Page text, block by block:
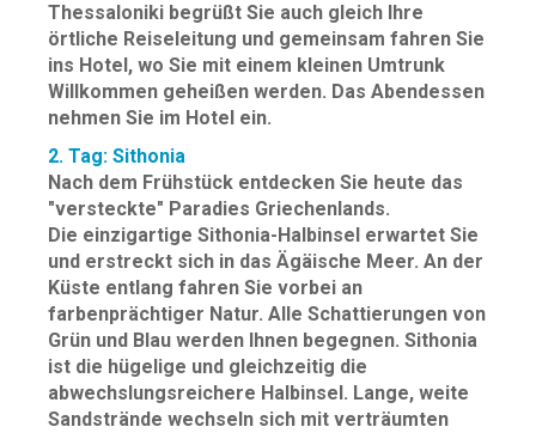
Thessaloniki begrüßt Sie auch gleich Ihre
örtliche Reiseleitung und gemeinsam fahren Sie
ins Hotel, wo Sie mit einem kleinen Umtrunk
Willkommen geheißen werden. Das Abendessen
nehmen Sie im Hotel ein.
2. Tag: Sithonia
Nach dem Frühstück entdecken Sie heute das
"versteckte" Paradies Griechenlands.
Die einzigartige Sithonia-Halbinsel erwartet Sie
und erstreckt sich in das Ägäische Meer. An der
Küste entlang fahren Sie vorbei an
farbenprächtiger Natur. Alle Schattierungen von
Grün und Blau werden Ihnen begegnen. Sithonia
ist die hügelige und gleichzeitig die
abwechslungsreichere Halbinsel. Lange, weite
Sandstrände wechseln sich mit verträumten